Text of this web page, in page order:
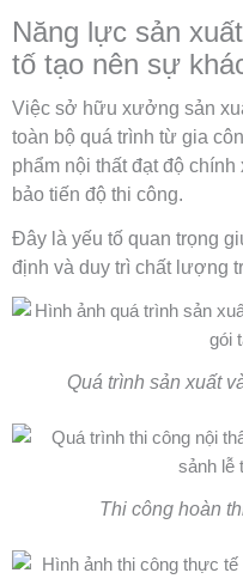
Năng lực sản
tố tạo nên sự
Việc sở hữu xưởng sản
toàn bộ quá trình từ gia
phẩm nội thất đạt độ
bảo tiến độ thi công.
Đây là yếu tố quan trọng
định và duy trì chất lượng
Quá trình sản xuất
Thi công hoàn